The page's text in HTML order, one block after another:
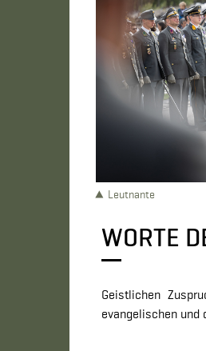
Leutnante
WORTE
Geistlichen
evangelischen